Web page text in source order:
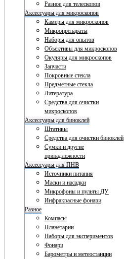
Разное для телескопов
Аксессуары для микроскопов
Камеры для микроскопов
Микропрепараты
Наборы для опытов
Объективы для микроскопов
Окуляры для микроскопов
Запчасти
Покровные стекла
Предметные стекла
Литература
Средства для очистки
микроскопов
Аксессуары для биноклей
Штативы
Средства для очистки биноклей
Сумки и другие
принадлежности
Аксессуары для ПНВ
Источники питания
Маски и насадки
Микрофоны и пульты ДУ
Инфракрасные фонари
Разное
Компасы
Планетарии
Наборы для экспериментов
Фонари
Барометры и метеостанции